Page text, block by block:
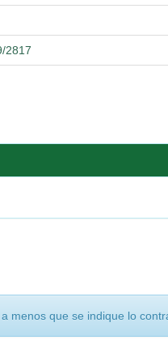
2817
menos que se indique lo